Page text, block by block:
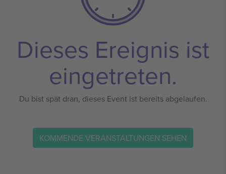
Dieses Ereignis ist
eingetreten.
Du bist spät dran, dieses Event ist bereits abgelaufen.
KOMMENDE VERANSTALTUNGEN SEHEN